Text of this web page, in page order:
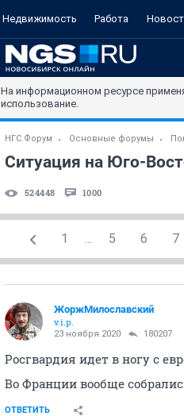
Недвижимость Работа
На информационном ресурсе
использование.
НГС.Форум Основные форумы
Ситуация на Юго-
524448 1000
1 ... 5 6 7
ЖоржМилославский
v.i.p.
23 ноября 2020 180207
Росгвардия идет в ногу с
Во Франции вообще
ОТВЕТИТЬ